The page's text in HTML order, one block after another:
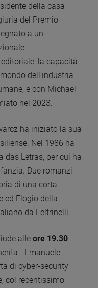
della casa
del Premio
a un
la capacità
dell’industria
e con Michael
nel 2023.
ha iniziato la sua
Nel 1986 ha
das Letras, per cui ha
Due romanzi
di una corta
ed Elogio della
da Feltrinelli.
alle ore 19.30
- Emanuele
di cyber-security
col recentissimo